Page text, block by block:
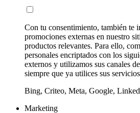
Con tu consentimiento, también te
promociones externas en nuestro
productos relevantes. Para ello,
personales encriptados con los
externos y utilizamos sus canales
siempre que ya utilices sus
Bing, Criteo, Meta, Google,
Marketing